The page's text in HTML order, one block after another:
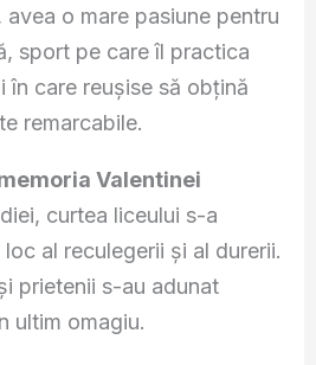
o mare pasiune pentru
sport pe care îl practica
în care reușise să obțină
remarcabile.
Valentinei
curtea liceului s-a
al reculegerii și al durerii.
prietenii s-au adunat
ultim omagiu.